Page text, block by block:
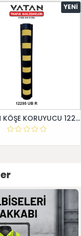
YENI
KOLON KÖŞE KORUYUCU 12295 UB R